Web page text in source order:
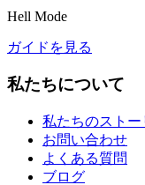
Hell Mode
ガイドを見る
私たちについて
私たちのストー
お問い合わせ
よくある質問
ブログ